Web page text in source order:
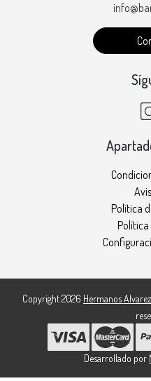
Política
Política
Copyright 2026 Hermanos
Desarrollado por